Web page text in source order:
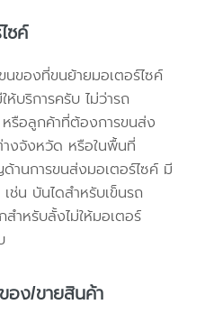
ซค์
ของที่ขนย้ายมอเตอร์ไซค์
ห้บริการครับ ไม่ว่ารถ
รือลูกค้าที่ต้องการขนส่ง
งจังหวัด หรือในพื้นที่
านการขนส่งมอเตอร์ไซค์ มี
ช่น บันไดสำหรับเข็นรถ
ำหรับลั้งไม่ให้มอเตอร์
อง/ขายสินค้า